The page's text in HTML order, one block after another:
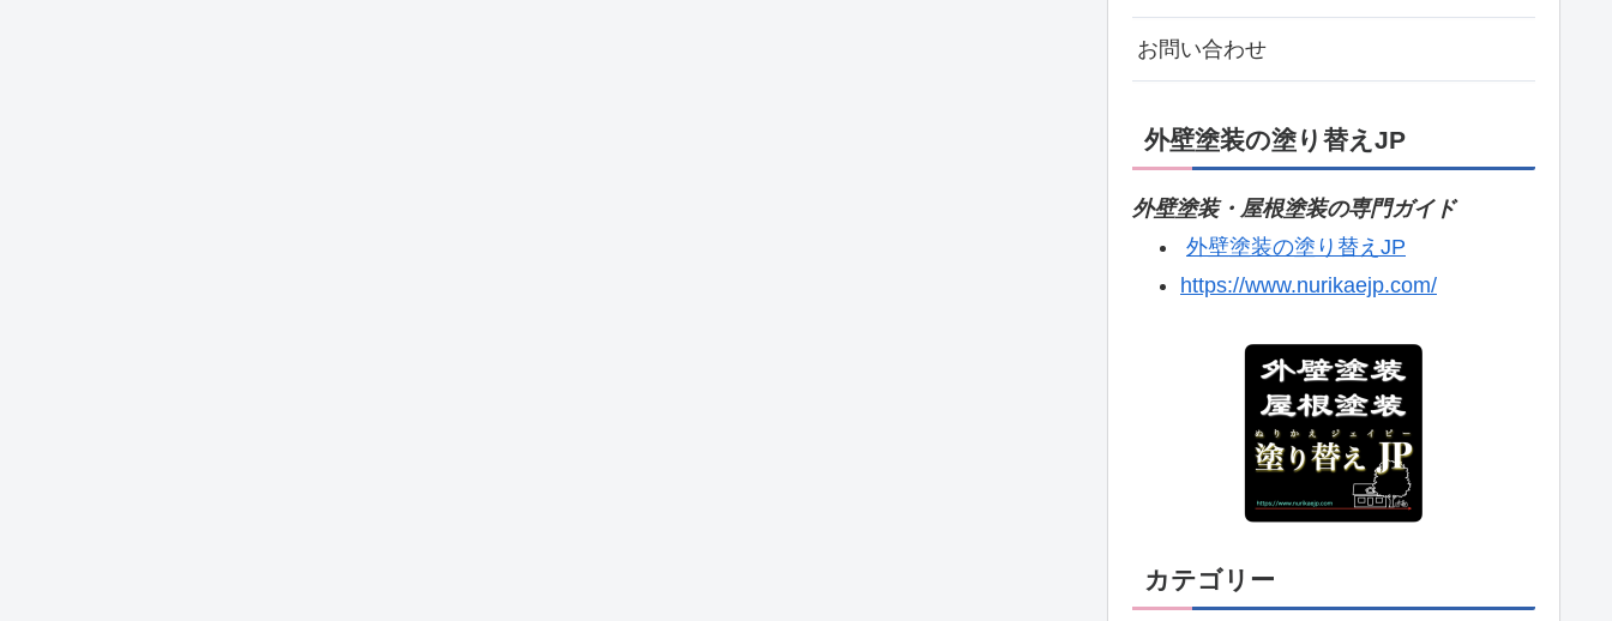
お問い合わせ
外壁塗装の塗り替えJP
外壁塗装・屋根塗装の専門ガイド
外壁塗装の塗り替えJP
https://www.nurikaejp.com/
カテゴリー